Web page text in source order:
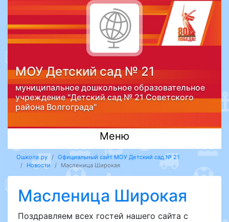
МОУ Детский сад № 21
муниципальное дошкольное образовательное
учреждение "Детский сад № 21 Советского
района Волгограда"
Меню
Ошколе.ру
Официальный сайт МОУ Детский сад № 21
Новости
Масленица Широкая
Масленица Широкая
Поздравляем всех гостей нашего сайта с